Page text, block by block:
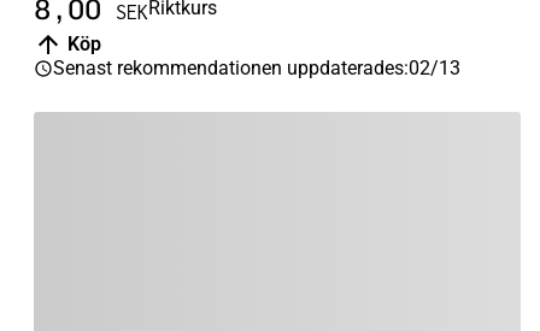
8,00 SEKRiktkurs
Köp
Senast rekommendationen uppdaterades:02/13